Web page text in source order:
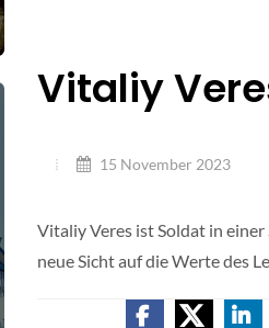
Vitaliy
15 November 2023
Vitaliy Veres ist Soldat in
neue Sicht auf die Werte des